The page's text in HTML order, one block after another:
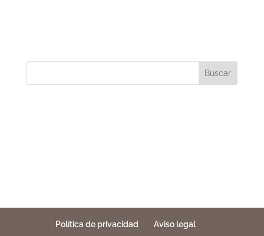
Buscar
Política de privacidad
Aviso legal